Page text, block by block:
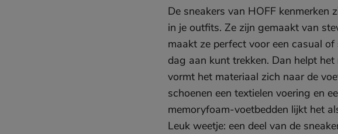
De sneakers van HOFF kenmerken
in je outfits. Ze zijn gemaakt van
maakt ze perfect voor een casual
dag aan kunt trekken. Dan helpt
vormt het materiaal zich naar de
schoenen een textielen voering en
memoryfoam-voetbedden lijkt het
Leuk weetje: een deel van de